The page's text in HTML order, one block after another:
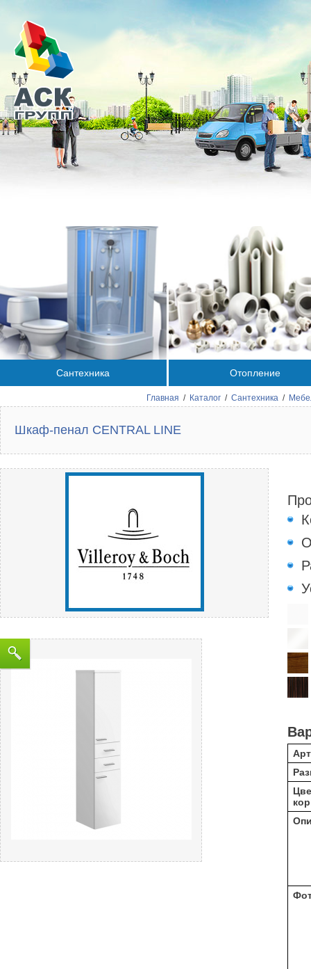
Сантехника Отопление
Главная / Каталог / Сантехника /
Шкаф-пенал CENTRAL LINE